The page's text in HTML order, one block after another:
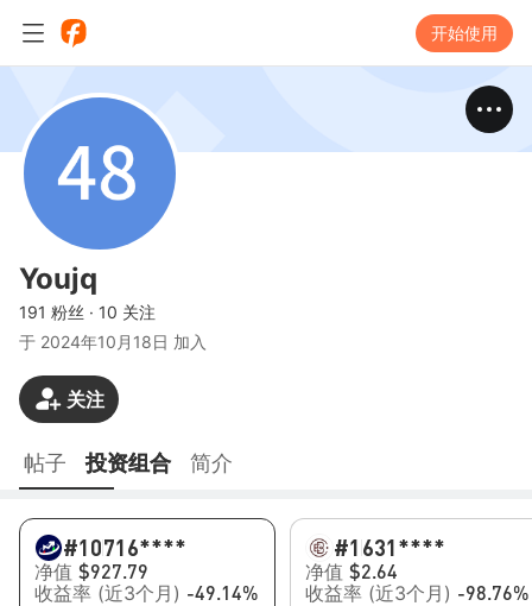
开始使用
Youjq
191 粉丝 · 10 关注
于 2024年10月18日 加入
关注
帖子 投资组合 简介
#10716****
净值 $927.79
收益率 (近3个月) -49.14%
#1 631****
净值 $2.64
收益率 (近3个月) -98.76%